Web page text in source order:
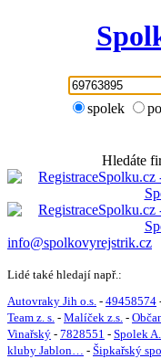
spolek
Hledáte
info@spolkovyrejstrik.cz
Lidé také hledají např.:
Autovraky Jih o.s. - 49458574
Team z. s. - Malíček z.s. -
Vinařský - 7828551 - Spolek
kluby Jablon… - Šipkařský